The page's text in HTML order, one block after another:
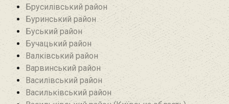
Брусилівський район‎
Буринський район
Буський район‎
Бучацький район
Валківський район
Варвинський район
Василівський район
Васильківський район